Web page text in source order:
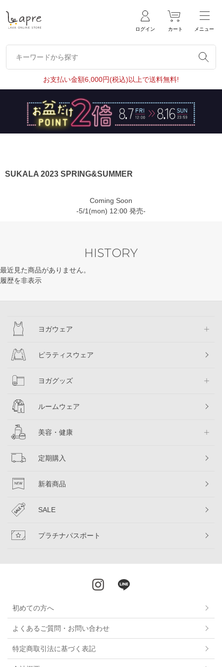
ログイン カート メニュー
キーワードから探す
キーワードから探す
お支払い金額6,000円(税込)以上で送料無料!
SUKALA 2023 SPRING&SUMMER
Coming Soon
-5/1(mon) 12:00 発売-
HISTORY
最近見た商品がありません。
履歴を非表示
ヨガウェア
ピラティスウェア
ヨガグッズ
ルームウェア
美容・健康
定期購入
新着商品
SALE
プラチナパスポート
初めての方へ
よくあるご質問・お問い合わせ
特定商取引法に基づく表記